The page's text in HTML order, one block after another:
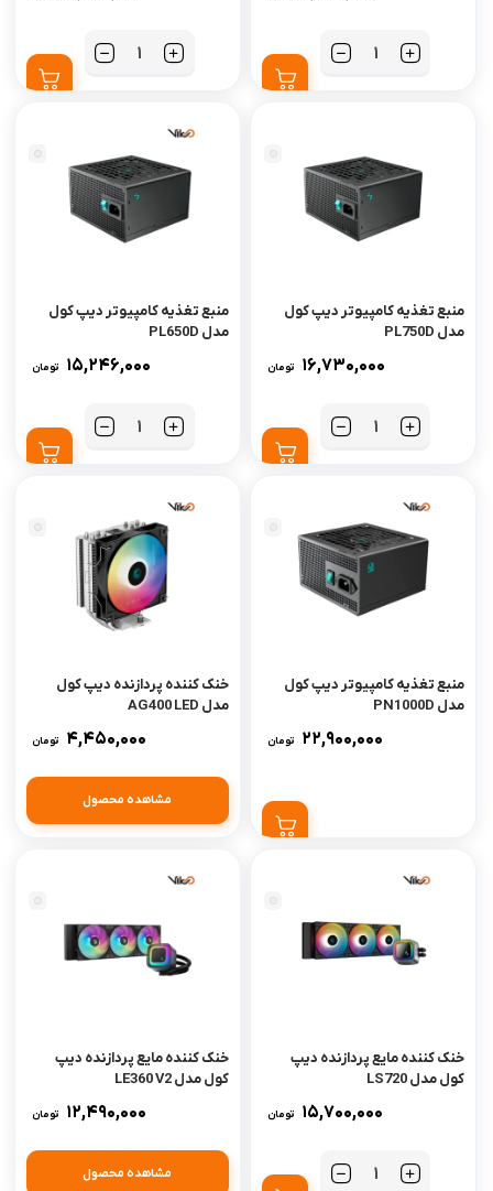
تعداد تعداد
منبع تغذیه کامپیوتر دیپ کول
مدل PL750D
16,730,000 تومان
تعداد
منبع تغذیه کامپیوتر دیپ کول
مدل PL650D
15,246,000 تومان
تعداد
منبع تغذیه کامپیوتر دیپ کول
مدل PN1000D
22,900,000 تومان
خنک کننده پردازنده دیپ کول
مدل AG400 LED
4,450,000 تومان
مشاهده محصول
خنک کننده مایع پردازنده دیپ
کول مدل LS720
15,700,000 تومان
تعداد
خنک کننده مایع پردازنده دیپ
کول مدل LE360 V2
12,490,000 تومان
مشاهده محصول